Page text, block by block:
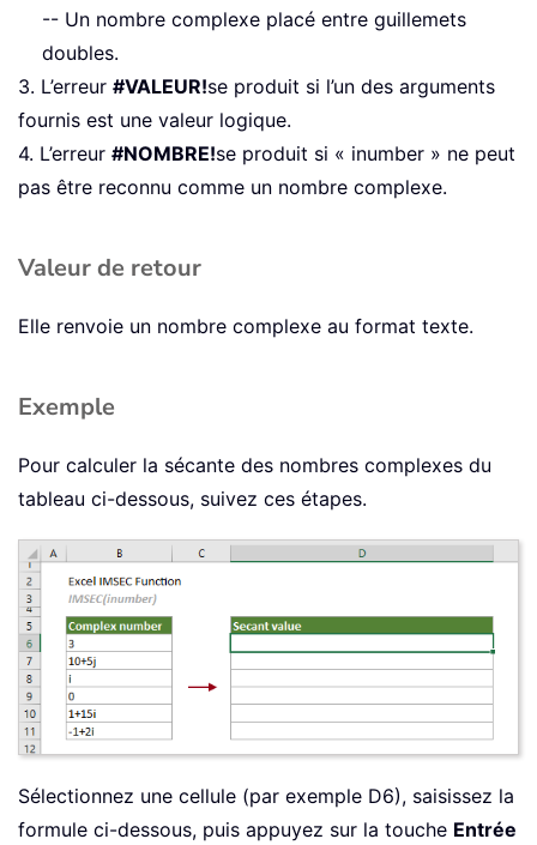
-- Un nombre complexe placé entre guillemets
doubles.
3. L’erreur #VALEUR!se produit si l’un des arguments
fournis est une valeur logique.
4. L’erreur #NOMBRE!se produit si « inumber » ne peut
pas être reconnu comme un nombre complexe.
Valeur de retour
Elle renvoie un nombre complexe au format texte.
Exemple
Pour calculer la sécante des nombres complexes du
tableau ci-dessous, suivez ces étapes.
Sélectionnez une cellule (par exemple D6), saisissez la
formule ci-dessous, puis appuyez sur la touche Entrée